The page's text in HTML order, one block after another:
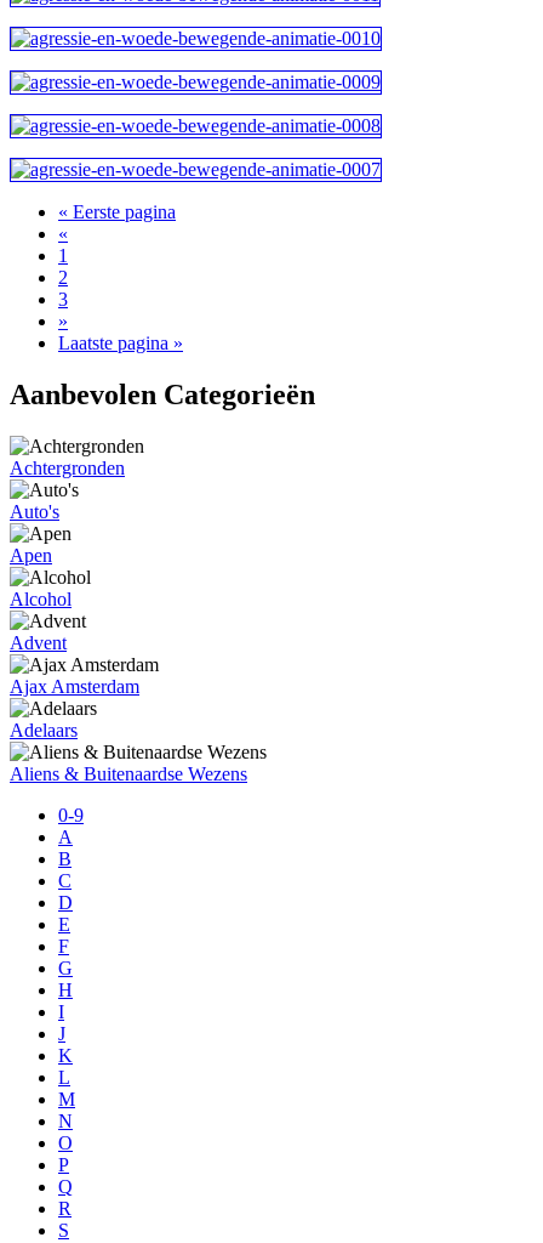
« Eerste pagina
«
1
2
3
»
Laatste pagina »
Aanbevolen Categorieën
Achtergronden
Auto's
Apen
Alcohol
Advent
Ajax Amsterdam
Adelaars
Aliens & Buitenaardse Wezens
0-9
A
B
C
D
E
F
G
H
I
J
K
L
M
N
O
P
Q
R
S